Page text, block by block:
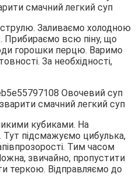
Заливаємо холодною
Прибираємо всю піну, що
горошки перцю. Варимо
За необхідності,
кубиками. На
Тут підсмажуємо цибулька,
Тим часом
звичайно, пропустити
теркою. Відправляємо до